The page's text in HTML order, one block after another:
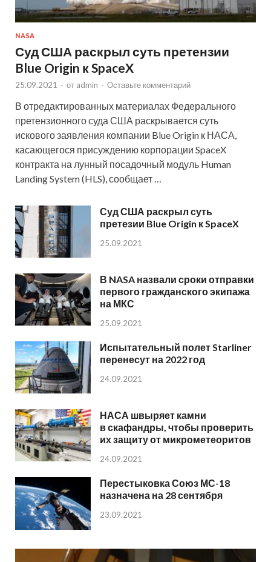
NASA
Суд США раскрыл суть претензии
Blue Origin к SpaceX
25.09.2021 - от admin - Оставьте комментарий
В отредактированных материалах Федерального
претензионного суда США раскрывается суть
искового заявления компании Blue Origin к НАСА,
касающегося присуждению корпорации SpaceX
контракта на лунный посадочный модуль Human
Landing System (HLS), сообщает …
Суд США раскрыл суть
претезии Blue Origin к SpaceX
25.09.2021
В NASA назвали сроки отправки
первого гражданского экипажа
на МКС
25.09.2021
Испытательный полет Starliner
перенесут на 2022 год
24.09.2021
НАСА швыряет камни
в скафандры, чтобы проверить
их защиту от микрометеоритов
24.09.2021
Перестыковка Союз МС-18
назначена на 28 сентября
23.09.2021